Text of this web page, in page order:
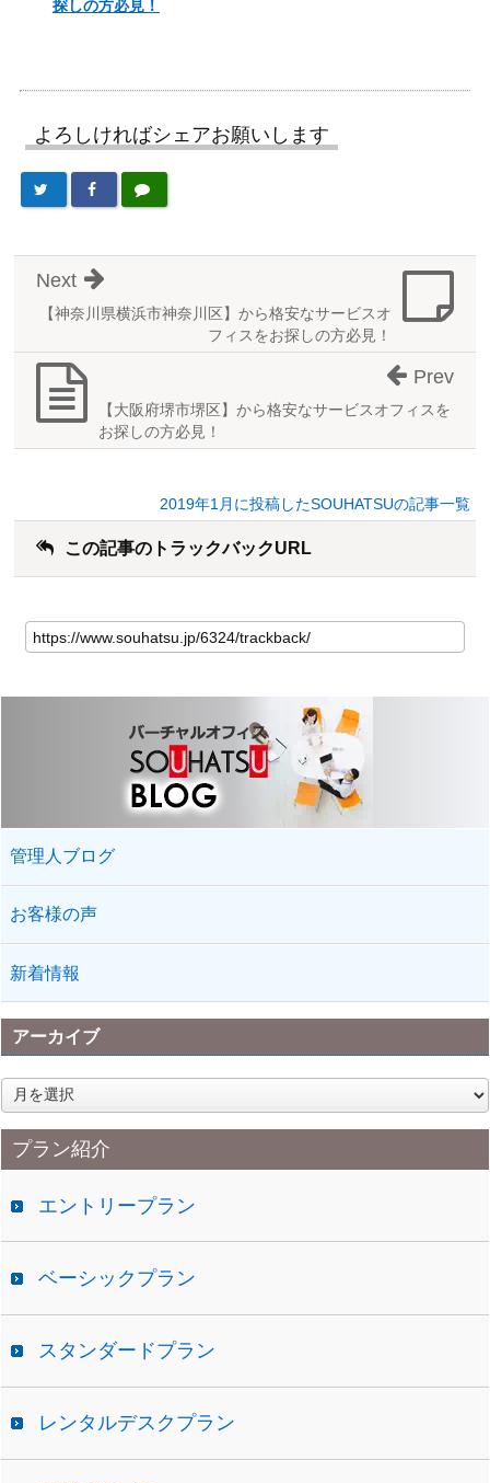
探しの方必見！
よろしければシェアお願いします
【神奈川県横浜市神奈川区】から格安なサービスオ
フィスをお探しの方必見！
Next
【大阪府堺市堺区】から格安なサービスオフィスを
お探しの方必見！
Prev
2019年1月に投稿したSOUHATSUの記事一覧
この記事のトラックバックURL
管理人ブログ
お客様の声
新着情報
アーカイブ
ア
ー
カ
イプラン紹介
エントリープラン
ベーシックプラン
スタンダードプラン
レンタルデスクプラン